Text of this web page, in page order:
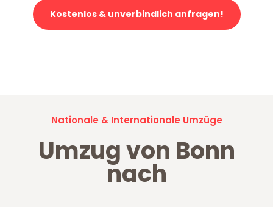
Kostenlos & unverbindlich anfragen!
Nationale & Internationale Umzüge
Umzug von Bonn
nach